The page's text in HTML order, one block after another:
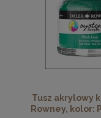
Tusz akrylowy
Rowney, kolor: